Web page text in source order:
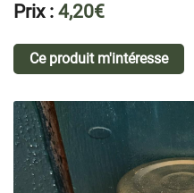
Prix : 4,20€
Ce produit m'intéresse